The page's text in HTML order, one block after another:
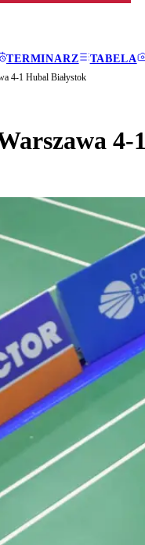
TERMINARZ TABELA
4-1 Hubal Białystok